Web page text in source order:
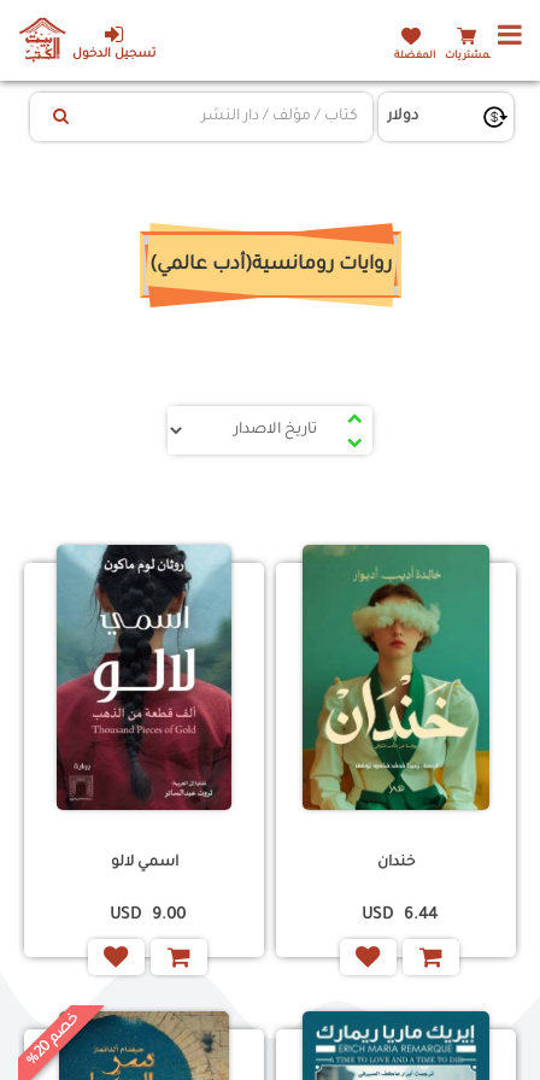
تسجيل الدخول المشتريات المفضلة
روايات رومانسية(أدب عالمي)
خندان
6.44
USD
اسمي لالو
9.00
USD
خ
ص
م
2
0%